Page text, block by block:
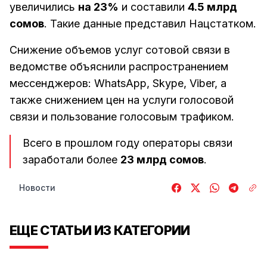
увеличились на 23% и составили 4.5 млрд
сомов. Такие данные представил Нацстатком.
Снижение объемов услуг сотовой связи в
ведомстве объяснили распространением
мессенджеров: WhatsApp, Skype, Viber, а
также снижением цен на услуги голосовой
связи и пользование голосовым трафиком.
Всего в прошлом году операторы связи
заработали более 23 млрд сомов.
Новости
ЕЩЕ СТАТЬИ ИЗ КАТЕГОРИИ